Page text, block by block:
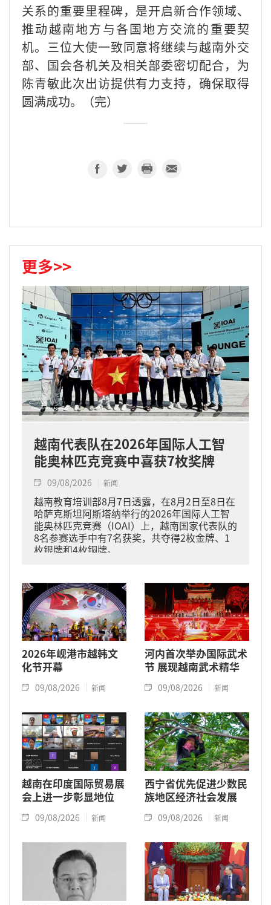
关系的重要里程碑，是开启新合作领域、
推动越南地方与各国地方交流的重要契
机。三位大使一致同意将继续与越南外交
部、国会各机关及相关部委密切配合，为
陈青敏此次出访提供有力支持，确保取得
圆满成功。（完）
更多>>
越南代表队在2026年国际人工智
能奥林匹克竞赛中喜获7枚奖牌
09/08/2026 新闻
越南教育培训部8月7日透露，在8月2日至8日在
哈萨克斯坦阿斯塔纳举行的2026年国际人工智
能奥林匹克竞赛（IOAI）上，越南国家代表队的
8名参赛选手中有7名获奖，共夺得2枚金牌、1
枚银牌和4枚铜牌。
2026年岘港市越韩文
化节开幕
09/08/2026 新闻
河内首次举办国际武术
节 展现越南武术精华
09/08/2026 新闻
越南在印度国际贸易展
会上进一步彰显地位
09/08/2026 新闻
西宁省优先促进少数民
族地区经济社会发展
09/08/2026 新闻